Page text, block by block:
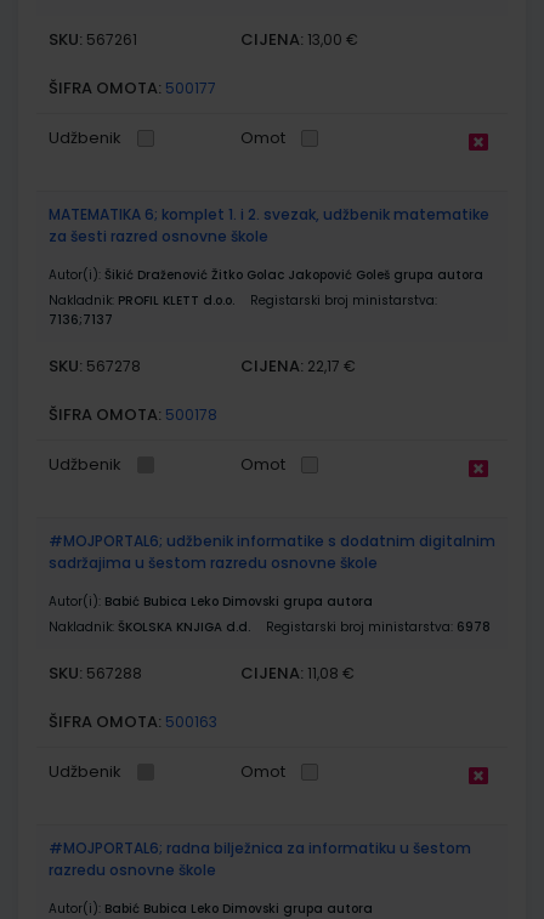
SKU: 567261 CIJENA: 13,00 €
ŠIFRA OMOTA: 500177
Udžbenik Omot
MATEMATIKA 6; komplet 1. i 2. svezak, udžbenik matematike
za šesti razred osnovne škole
Autor(i): Šikić Draženović Žitko Golac Jakopović Goleš grupa autora
Nakladnik: PROFIL KLETT d.o.o.
Registarski broj ministarstva:
7136;7137
SKU: 567278 CIJENA: 22,17 €
ŠIFRA OMOTA: 500178
Udžbenik Omot
#MOJPORTAL6; udžbenik informatike s dodatnim digitalnim
sadržajima u šestom razredu osnovne škole
Autor(i): Babić Bubica Leko Dimovski grupa autora
Nakladnik: ŠKOLSKA KNJIGA d.d. Registarski broj ministarstva: 6978
SKU: 567288 CIJENA: 11,08 €
ŠIFRA OMOTA: 500163
Udžbenik Omot
#MOJPORTAL6; radna bilježnica za informatiku u šestom
razredu osnovne škole
Autor(i): Babić Bubica Leko Dimovski grupa autora